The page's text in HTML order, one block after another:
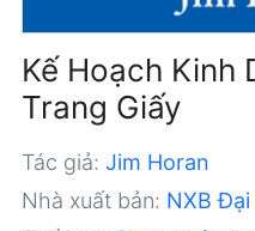
Kế Hoạch Kinh
Trang Giấy
Tác giả: Jim Horan
Nhà xuất bản: NXB